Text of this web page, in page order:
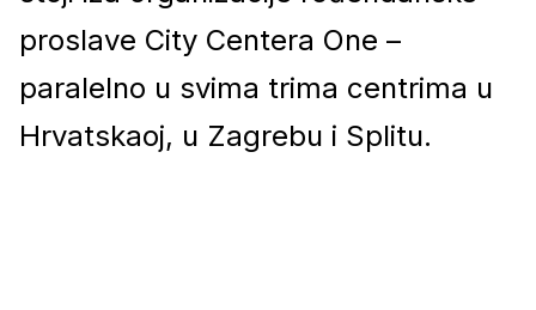
proslave City Centera One –
paralelno u svima trima centrima u
Hrvatskaoj, u Zagrebu i Splitu.